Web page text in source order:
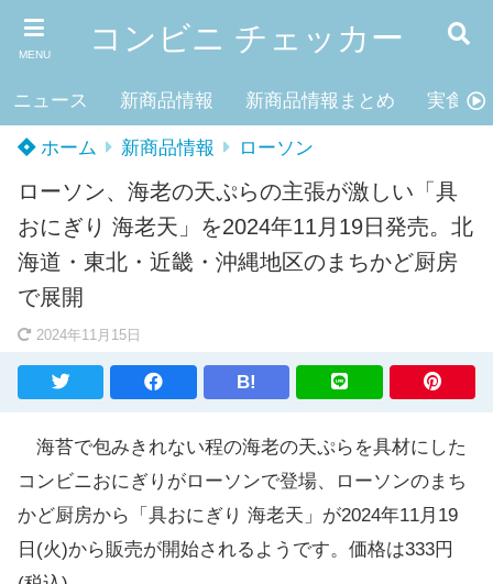
MENU コンビニ チェッカー
ニュース 新商品情報 新商品情報まとめ 実食レ
ホーム 新商品情報 ローソン
ローソン、海老の天ぷらの主張が激しい「具
おにぎり 海老天」を2024年11月19日発売。北
海道・東北・近畿・沖縄地区のまちかど厨房
で展開
2024年11月15日
B!
海苔で包みきれない程の海老の天ぷらを具材にした
コンビニおにぎりがローソンで登場、ローソンのまち
かど厨房から「具おにぎり 海老天」が2024年11月19
日(火)から販売が開始されるようです。価格は333円